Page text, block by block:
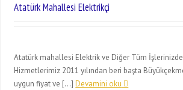
Atatürk Mahallesi Elektrikçi
Atatürk mahallesi Elektrik ve Diğer Tüm İşlerinizde
Hizmetlerimiz 2011 yılından beri başta
uygun fiyat ve […]Devamini oku